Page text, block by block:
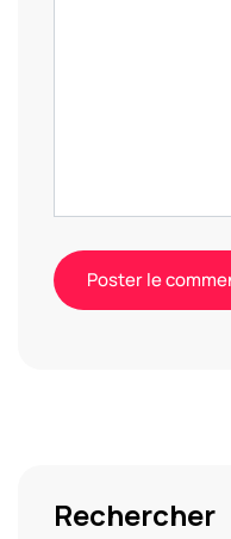
Rechercher